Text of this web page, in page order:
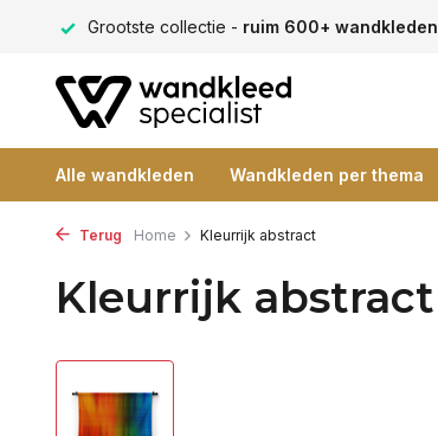
Grootste collectie - ruim 600+ wandkleden
Alle wandkleden Wandkleden per thema
Terug Home Kleurrijk abstract
Kleurrijk abstract